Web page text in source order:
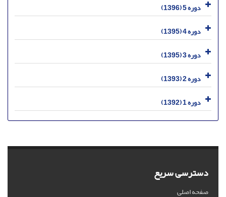
دوره 5 (1396)
دوره 4 (1395)
دوره 3 (1395)
دوره 2 (1393)
دوره 1 (1392)
دسترسی سریع
صفحه اصلی